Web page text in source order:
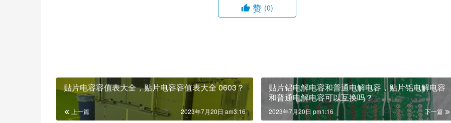
赞 (0)
贴片电容容值表大全，贴片电容容值表大全 0603？
上一篇 2023年7月20日 am3:16
贴片铝电解电容和普通电解电容，贴片铝电解电容
和普通电解电容可以互换吗？
下一篇
2023年7月20日 pm1:16